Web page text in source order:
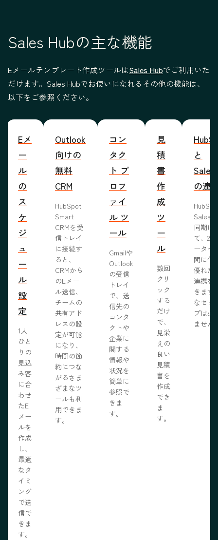
Sales Hubの主な機能
Eメールテンプレート作成ツールはSales Hubでご利用いた
だけます。Sales Hubでお使いになれるその他の機能は、
以下をご参照ください。
Eメ
ー
ル
の
ス
ケ
ジ
ュ
ー
ル
設
定
1人
ひと
りの
見込
み客
に合
わせ
たE
メー
ルを
作成
し、
最適
なタ
イミ
ング
で送
信で
きま
す。
Outlook
向けの
無料
CRM
HubSpot
Smart
CRMを受
信トレイ
に接続す
ると、
CRMから
のEメー
ル送信、
チームの
共有アド
レスの設
定が可能
になり、
時間の節
約につな
がるさま
ざまなツ
ールも利
用できま
す。
コン
タク
ト プ
ロフ
ァイ
ル ツ
ール
Gmailや
Outlook
の受信
トレイ
で、送
信先の
コンタ
クトや
企業に
関する
情報や
状況を
簡単に
参照で
きま
す。
見
積
書
作
成
ツ
ー
ル
数回
クリ
ック
する
だけ
で、
見栄
えの
良い
見積
書を
作成
でき
ま
す。
と
の連
同期に
て、2
ータベ
間に信
優れた
連携を
きます
なセッ
プは必
ません